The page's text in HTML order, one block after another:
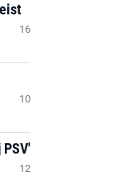
16
10
12